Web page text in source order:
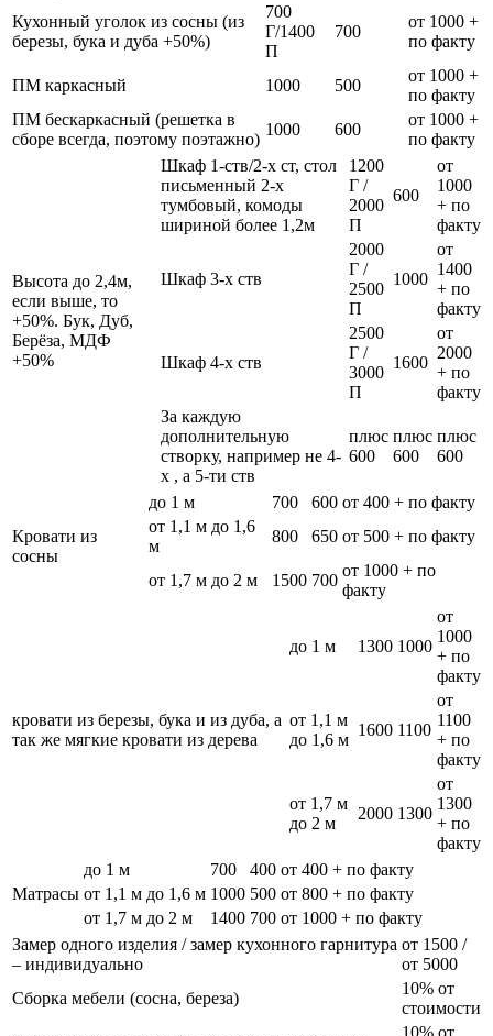
Кухонный уголок из сосны (из
березы, бука и дуба +50%)
700
Г/1400
П
700
от 1000 +
по факту
ПМ каркасный 1000 500
от 1000 +
по факту
ПМ бескаркасный (решетка в
сборе всегда, поэтому поэтажно)
1000 600
от 1000 +
по факту
Высота до 2,4м,
если выше, то
+50%. Бук, Дуб,
Берёза, МДФ
+50%
Шкаф 1-ств/2-х ст, стол
письменный 2-х
тумбовый, комоды
шириной более 1,2м
1200
Г /
2000
П
600
от
1000
+ по
факту
Шкаф 3-х ств
2000
Г /
2500
П
1000
от
1400
+ по
факту
Шкаф 4-х ств
2500
Г /
3000
П
1600
от
2000
+ по
факту
За каждую
дополнительную
створку, например не 4-
х , а 5-ти ств
плюс
600
плюс
600
плюс
600
Кровати из
сосны
до 1 м 700 600 от 400 + по факту
от 1,1 м до 1,6
м
800 650 от 500 + по факту
от 1,7 м до 2 м 1500 700
от 1000 + по
факту
кровати из березы, бука и из дуба, а
так же мягкие кровати из дерева
до 1 м 1300 1000
от
1000
+ по
факту
от 1,1 м
до 1,6 м
1600 1100
от
1100
+ по
факту
от 1,7 м
до 2 м
2000 1300
от
1300
+ по
факту
Матрасы
до 1 м 700 400 от 400 + по факту
от 1,1 м до 1,6 м 1000 500 от 800 + по факту
от 1,7 м до 2 м
1400 700 от 1000 + по факту
Замер одного изделия / замер кухонного гарнитура
– индивидуально
от 1500 /
от 5000
Сборка мебели (сосна, береза)
10% от
стоимости
10% от